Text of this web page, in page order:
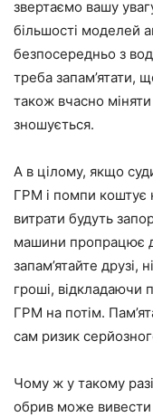
звертаємо вашу
більшості моделей
безпосередньо з
треба запам’ятати,
також вчасно
зношується.
А в цілому, якщо
ГРМ і помпи коштує
витрати будуть
машини пропрацює
запам’ятайте друзі,
гроші, відкладаючи
ГРМ на потім.
сам ризик
Чому ж у такому
обрив може вивести